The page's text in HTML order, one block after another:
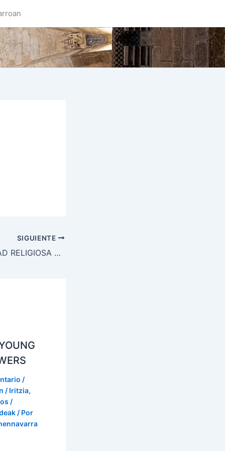
SIGUIENTE
INFORME LIBERTAD RELIGIOSA EN EL MUNDO 2014
/
/ Iritzia,
/
/ Por